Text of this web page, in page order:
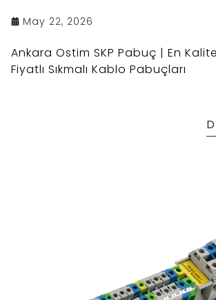
May 22, 2026
Ankara Ostim SKP Pabuç | En
Fiyatlı Sıkmalı Kablo Pabuçları